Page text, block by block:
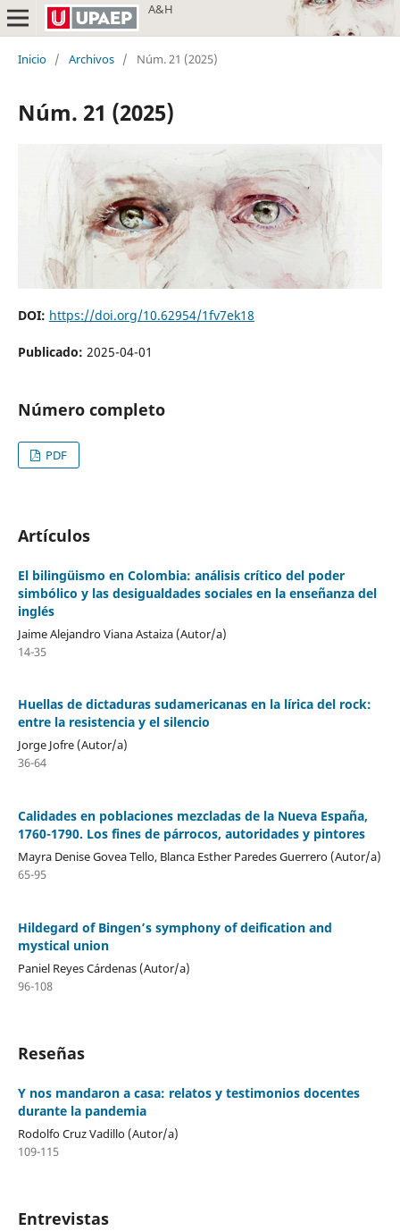
A&H
Inicio / Archivos / Núm. 21 (2025)
Núm. 21 (2025)
DOI: https://doi.org/10.62954/1fv7ek18
Publicado: 2025-04-01
Número completo
PDF
Artículos
El bilingüismo en Colombia: análisis crítico del poder
simbólico y las desigualdades sociales en la enseñanza del
inglés
Jaime Alejandro Viana Astaiza (Autor/a)
14-35
Huellas de dictaduras sudamericanas en la lírica del rock:
entre la resistencia y el silencio
Jorge Jofre (Autor/a)
36-64
Calidades en poblaciones mezcladas de la Nueva España,
1760-1790. Los fines de párrocos, autoridades y pintores
Mayra Denise Govea Tello, Blanca Esther Paredes Guerrero (Autor/a)
65-95
Hildegard of Bingen’s symphony of deification and
mystical union
Paniel Reyes Cárdenas (Autor/a)
96-108
Reseñas
Y nos mandaron a casa: relatos y testimonios docentes
durante la pandemia
Rodolfo Cruz Vadillo (Autor/a)
109-115
Entrevistas